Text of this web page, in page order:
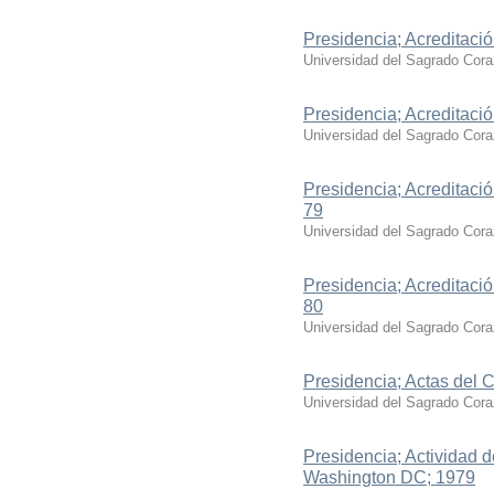
Presidencia;
Universidad del Sagrado
Presidencia;
Universidad del Sagrado
Presidencia;
79
Universidad del Sagrado
Presidencia;
80
Universidad del Sagrado
Presidencia; Actas del
Universidad del Sagrado
Presidencia; Actividad
Washington DC; 1979